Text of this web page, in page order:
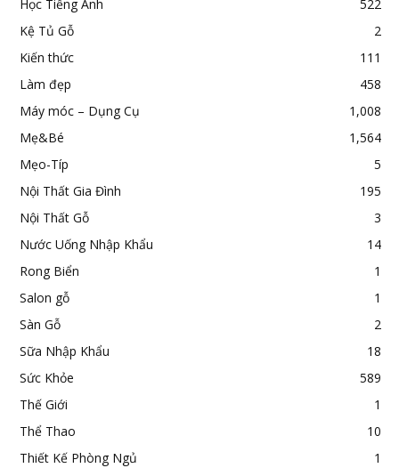
Học Tiếng Anh
522
Kệ Tủ Gỗ
2
Kiến thức
111
Làm đẹp
458
Máy móc – Dụng Cụ
1,008
Mẹ&Bé
1,564
Mẹo-Típ
5
Nội Thất Gia Đình
195
Nội Thất Gỗ
3
Nước Uống Nhập Khẩu
14
Rong Biển
1
Salon gỗ
1
Sàn Gỗ
2
Sữa Nhập Khẩu
18
Sức Khỏe
589
Thế Giới
1
Thể Thao
10
Thiết Kế Phòng Ngủ
1